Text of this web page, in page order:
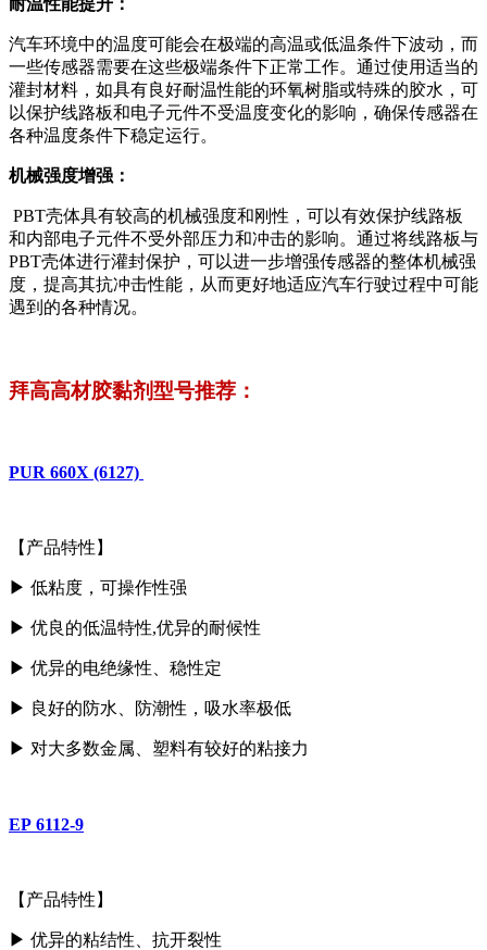
耐温性能提升：
汽车环境中的温度可能会在极端的高温或低温条件下波动，而
一些传感器需要在这些极端条件下正常工作。通过使用适当的
灌封材料，如具有良好耐温性能的环氧树脂或特殊的胶水，可
以保护线路板和电子元件不受温度变化的影响，确保传感器在
各种温度条件下稳定运行。
机械强度增强：
PBT壳体具有较高的机械强度和刚性，可以有效保护线路板
和内部电子元件不受外部压力和冲击的影响。通过将线路板与
PBT壳体进行灌封保护，可以进一步增强传感器的整体机械强
度，提高其抗冲击性能，从而更好地适应汽车行驶过程中可能
遇到的各种情况。
拜高高材胶黏剂型号推荐：
PUR 660X (6127)
【 产品特性 】
▶ 低粘度，可操作性强
▶ 优良的低温特性,优异的耐候性
▶ 优异的电绝缘性、稳性定
▶ 良好的防水、防潮性，吸水率极低
▶ 对大多数金属、塑料有较好的粘接力
EP 6112-9
【产品特性 】
▶ 优异的粘结性、抗开裂性